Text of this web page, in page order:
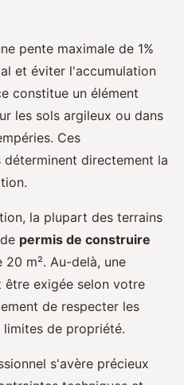
pente maximale de 1%
et éviter l'accumulation
constitue un élément
les sols argileux ou dans
Ces
directement la
la plupart des terrains
permis de construire
m². Au-delà, une
exigée selon votre
de respecter les
de propriété.
s'avère précieux